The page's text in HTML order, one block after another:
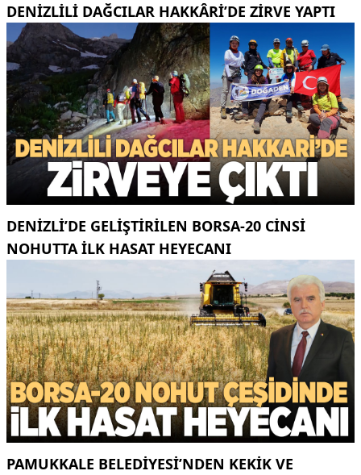
DENIZLILI DAĞCILAR HAKKÂRI’DE ZIRVE YAPTI
DENIZLI’DE GELIŞTIRILEN BORSA-20 CINSI
NOHUTTA ILK HASAT HEYECANI
PAMUKKALE BELEDIYESI’NDEN KEKIK VE